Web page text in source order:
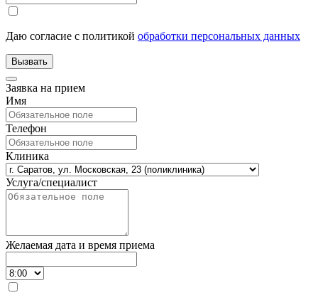
Даю согласие с политикой обработки персональных данных
Заявка на прием
Имя
Телефон
Клиника
Услуга/специалист
Желаемая дата и время приема